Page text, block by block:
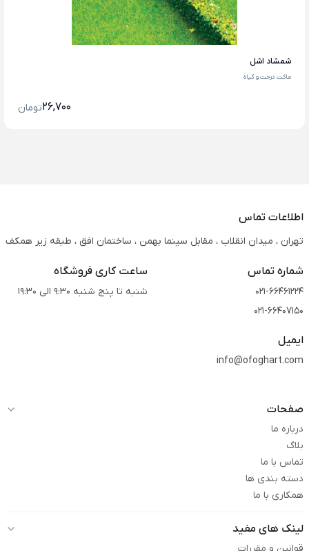
شمشاد اشل
ماکت درخت و گیاه
26,700تومان
اطلاعات تماس
تهران ، میدان انقلاب ، مقابل سینما بهمن ، ساختمان افق ، طبقه زیر همکف
شماره تماس
021-66461224
021-66407150
ساعت کاری فروشگاه
شنبه تا پنج شنبه 9:30 الی 19:30
ایمیل
info@ofoghart.com
صفحات
درباره ما
بلاگ
تماس با ما
دسته بندی ها
همکاری با ما
لینک های مفید